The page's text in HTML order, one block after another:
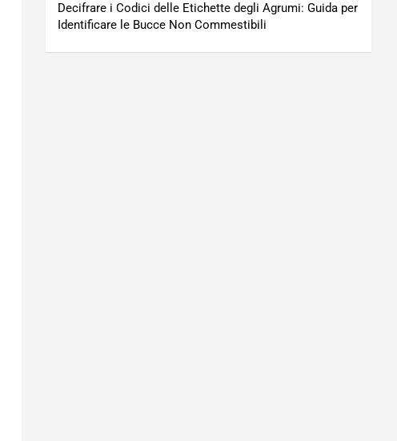
Decifrare i Codici delle Etichette degli Agrumi: Guida per
Identificare le Bucce Non Commestibili